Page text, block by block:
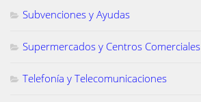
Subvenciones y Ayudas
Supermercados y Centros Comerciales
Telefonía y Telecomunicaciones